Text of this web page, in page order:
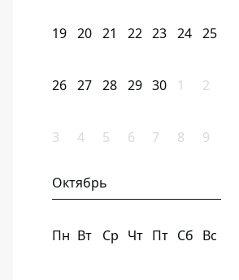
19 20 21 22 23 24 25
26 27 28 29 30 1 2
3 4 5 6 7 8 9
Октябрь
Пн Вт Ср Чт Пт Сб Вс